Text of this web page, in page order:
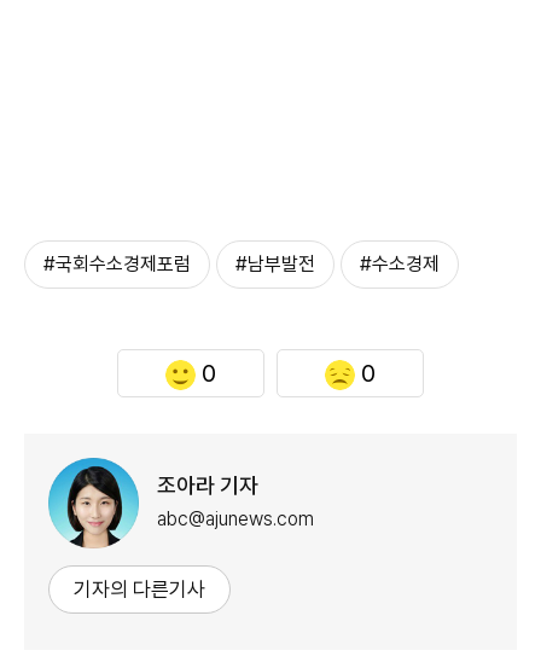
#국회수소경제포럼 #남부발전 #수소경제
0 0
조아라 기자
abc@ajunews.com
기자의 다른기사